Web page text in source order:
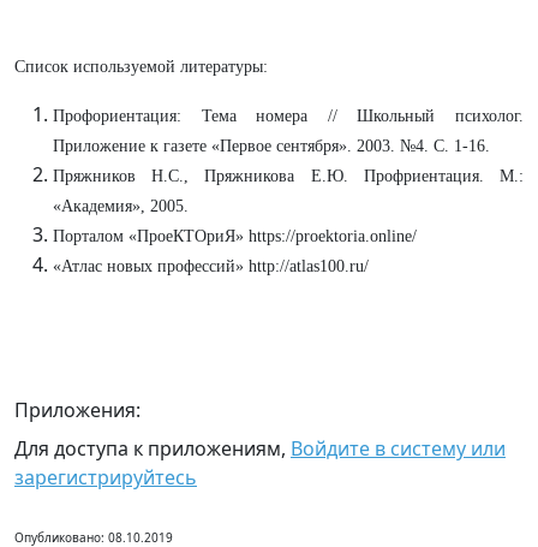
Список используемой литературы:
Профориентация: Тема номера // Школьный психолог.
Приложение к газете «Первое сентября». 2003. №4. С. 1-16.
Пряжников Н.С., Пряжникова Е.Ю. Профриентация. М.:
«Академия», 2005.
Порталом «ПроеКТОриЯ» https://proektoria.online/
«Атлас новых профессий» http://atlas100.ru/
Приложения:
Для доступа к приложениям, Войдите в систему или
зарегистрируйтесь
Опубликовано: 08.10.2019